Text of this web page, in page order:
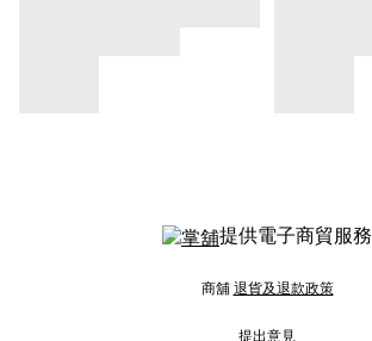
提供電子商貿服務
商舖 退貨及退款政策
提出意見